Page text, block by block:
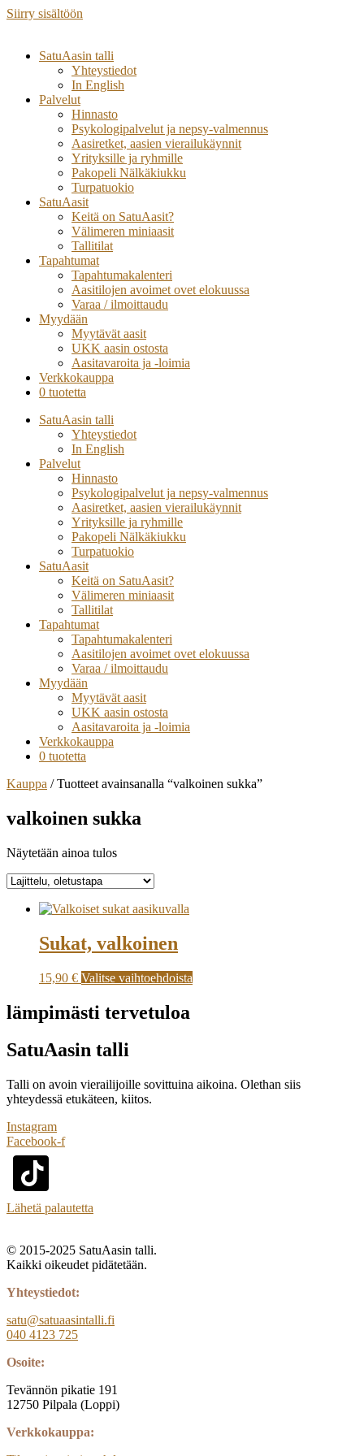
Siirry sisältöön
SatuAasin talli
Yhteystiedot
In English
Palvelut
Hinnasto
Psykologipalvelut ja nepsy-valmennus
Aasiretket, aasien vierailukäynnit
Yrityksille ja ryhmille
Pakopeli Nälkäkiukku
Turpatuokio
SatuAasit
Keitä on SatuAasit?
Välimeren miniaasit
Tallitilat
Tapahtumat
Tapahtumakalenteri
Aasitilojen avoimet ovet elokuussa
Varaa / ilmoittaudu
Myydään
Myytävät aasit
UKK aasin ostosta
Aasitavaroita ja -loimia
Verkkokauppa
0 tuotetta
SatuAasin talli
Yhteystiedot
In English
Palvelut
Hinnasto
Psykologipalvelut ja nepsy-valmennus
Aasiretket, aasien vierailukäynnit
Yrityksille ja ryhmille
Pakopeli Nälkäkiukku
Turpatuokio
SatuAasit
Keitä on SatuAasit?
Välimeren miniaasit
Tallitilat
Tapahtumat
Tapahtumakalenteri
Aasitilojen avoimet ovet elokuussa
Varaa / ilmoittaudu
Myydään
Myytävät aasit
UKK aasin ostosta
Aasitavaroita ja -loimia
Verkkokauppa
0 tuotetta
Kauppa / Tuotteet avainsanalla “valkoinen sukka”
valkoinen sukka
Näytetään ainoa tulos
Sukat, valkoinen
15,90 € Valitse vaihtoehdoista
lämpimästi tervetuloa
SatuAasin talli
Talli on avoin vierailijoille sovittuina aikoina. Olethan siis
yhteydessä etukäteen, kiitos.
Instagram
Facebook-f
Lähetä palautetta
© 2015-2025 SatuAasin talli.
Kaikki oikeudet pidätetään.
Yhteystiedot:
satu@satuaasintalli.fi
040 4123 725
Osoite:
Tevännön pikatie 191
12750 Pilpala (Loppi)
Verkkokauppa: